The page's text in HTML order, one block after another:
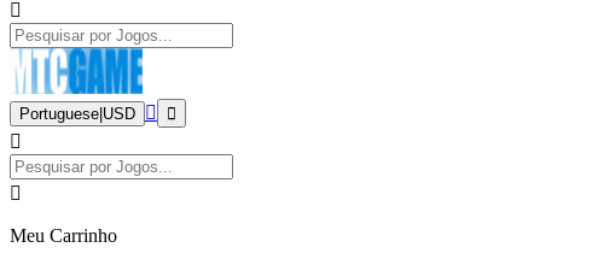
Portuguese USD
Meu Carrinho